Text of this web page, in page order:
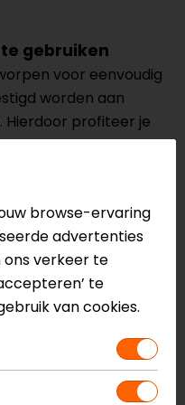
gebruiken
voor eenvoudig
worden aan
profiteer je
het rijden.
op zijn plek blijft
en comfort tijdens
over dit product?
of kom langs in één
browse-ervaring
advertenties
ons verkeer te
te
van cookies.